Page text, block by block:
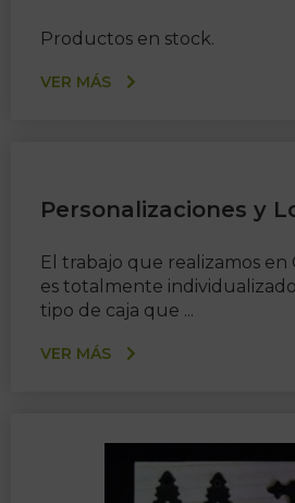
Productos en stock.
VER MÁS
Personalizaciones y
El trabajo que realizamos
es totalmente
tipo de caja que ...
VER MÁS